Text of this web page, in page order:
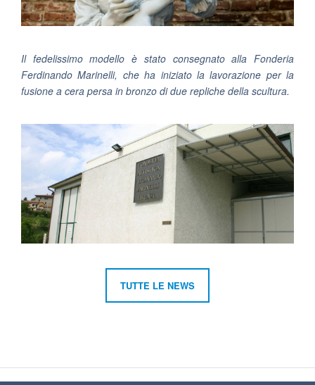
Il fedelissimo modello è stato consegnato alla Fonderia
Ferdinando Marinelli, che ha iniziato la lavorazione per la
fusione a cera persa in bronzo di due repliche della scultura.
TUTTE LE NEWS